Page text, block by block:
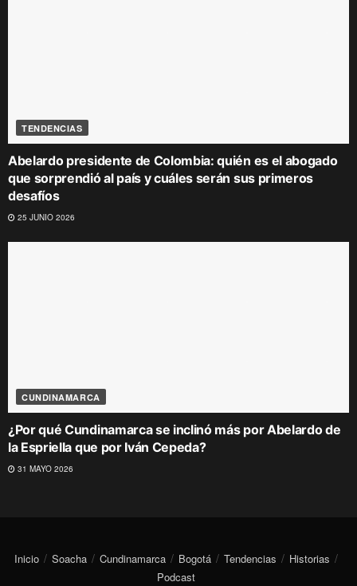
TENDENCIAS
Abelardo presidente de Colombia: quién es el abogado
que sorprendió al país y cuáles serán sus primeros
desafíos
25 JUNIO 2026
CUNDINAMARCA
¿Por qué Cundinamarca se inclinó más por Abelardo de
la Espriella que por Iván Cepeda?
31 MAYO 2026
Inicio Soacha Cundinamarca Bogotá Tendencias
Historias
Podcast